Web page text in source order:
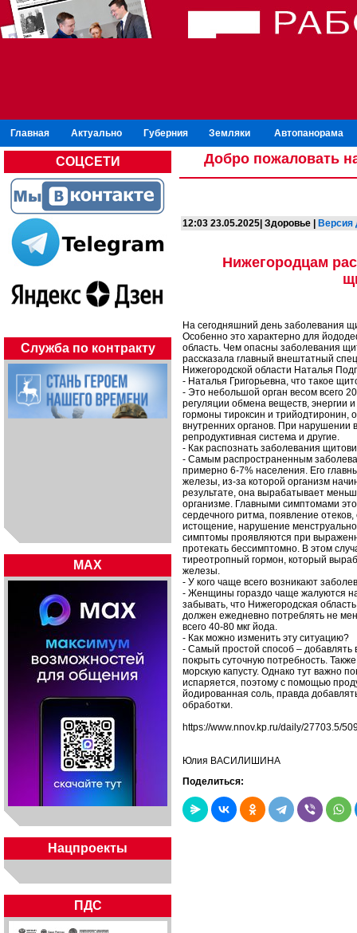
Главная Актуально Губерния Земляки Автопанорама
СОЦСЕТИ
Служба по контракту
MAX
Нацпроекты
ПДС
Добро пожаловать
12:03 23.05.2025| Здоровье | Версия
Нижегородцам
На сегодняшний день заболевания
Особенно это характерно для
область. Чем опасны заболевания
рассказала главный внештатный
Нижегородской области Наталья
- Наталья Григорьевна, что такое
- Это небольшой орган весом всего
регуляции обмена веществ,
гормоны тироксин и трийодтиронин,
внутренних органов. При нарушении
репродуктивная система и другие.
- Как распознать заболевания
- Самым распространенным
примерно 6-7% населения. Его
железы, из-за которой организм
результате, она вырабатывает
организме. Главными симптомами
сердечного ритма, появление
истощение, нарушение
симптомы проявляются при
протекать бессимптомно. В этом
тиреотропный гормон, который
железы.
- У кого чаще всего возникают
- Женщины гораздо чаще жалуются
забывать, что Нижегородская
должен ежедневно потреблять не
всего 40-80 мкг йода.
- Как можно изменить эту ситуацию?
- Самый простой способ – добавлять
покрыть суточную потребность.
морскую капусту. Однако тут важно
испаряется, поэтому с помощью
йодированная соль, правда
обработки.
https://www.nnov.kp.ru/daily/27703.5/
Юлия ВАСИЛИШИНА
Поделиться: